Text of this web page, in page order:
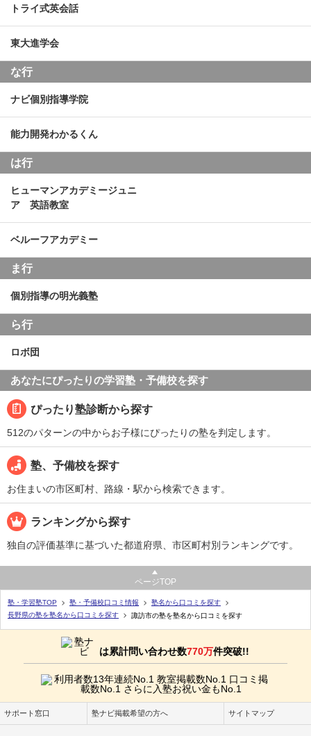
トライ式英会話
東大進学会
な行
ナビ個別指導学院
能力開発わかるくん
は行
ヒューマンアカデミージュニ
ア 英語教室
ベルーフアカデミー
ま行
個別指導の明光義塾
ら行
ロボ団
あなたにぴったりの学習塾・予備校を探す
ぴったり塾診断から探す
512のパターンの中からお子様にぴったりの塾を判定します。
塾、予備校を探す
お住まいの市区町村、路線・駅から検索できます。
ランキングから探す
独自の評価基準に基づいた都道府県、市区町村別ランキングです。
ページTOP
塾・学習塾TOP 塾・予備校口コミ情報
塾名から口コミを探す
長野県の塾を塾名から口コミを探す
諏訪市の塾を塾名から口コミを探す
は累計問い合わせ数770万件突破!!
サポート窓口 塾ナビ掲載希望の方へ サイトマップ